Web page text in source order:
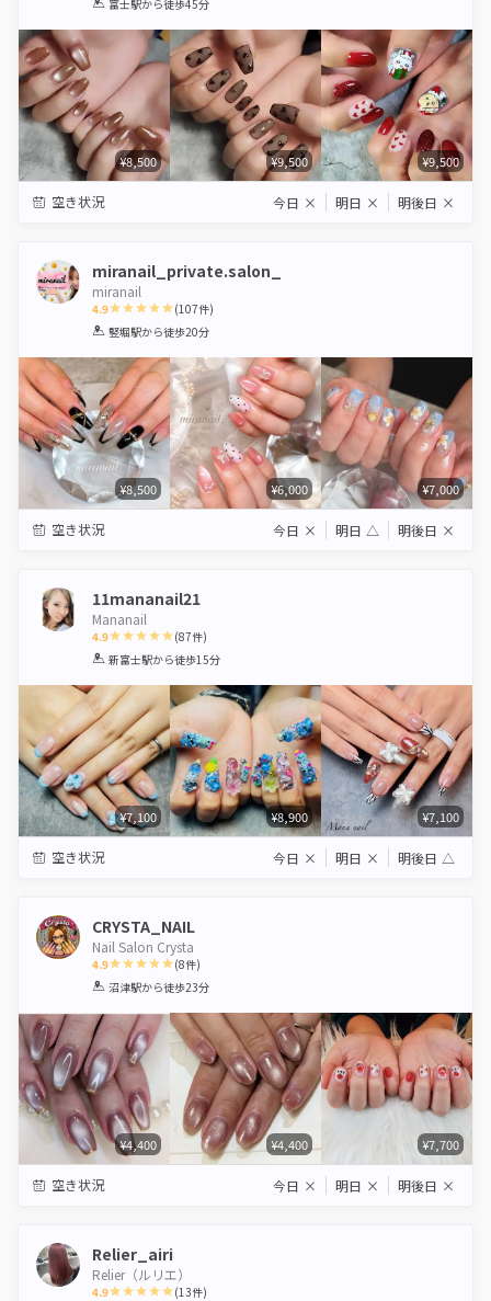
1 2 3 4 5
富士駅から徒歩45分
¥8,500 ¥9,500 ¥9,500
空き状況 今日 × 明日 × 明後日 ×
miranail_private.salon_
miranail
4.9
1 2 3 4 5
(107件)
竪堀駅から徒歩20分
¥8,500 ¥6,000 ¥7,000
空き状況 今日 × 明日 △ 明後日 ×
11mananail21
Mananail
4.9
1 2 3 4 5
(87件)
新富士駅から徒歩15分
¥7,100 ¥8,900 ¥7,100
空き状況 今日 × 明日 × 明後日 △
CRYSTA_NAIL
Nail Salon Crysta
4.9
1 2 3 4 5
(8件)
沼津駅から徒歩23分
¥4,400 ¥4,400 ¥7,700
空き状況 今日 × 明日 × 明後日 ×
Relier_airi
Relier（ルリエ）
4.9 (13件)